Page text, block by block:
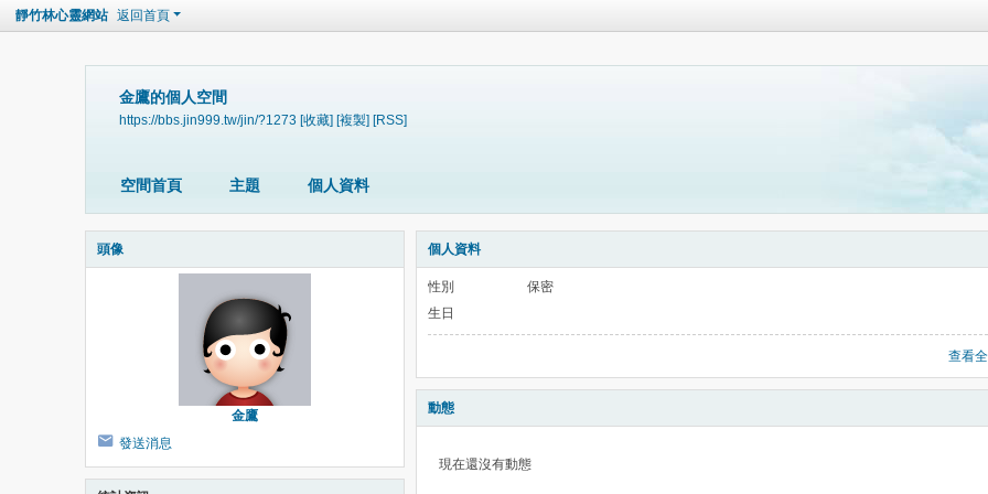
靜竹林心靈網站 返回首頁
金鷹的個人空間
https://bbs.jin999.tw/jin/?1273 [收藏] [複製] [RSS]
空間首頁 主題 個人資料
頭像
金鷹
發送消息
個人資料
性別
保密
生日
查看
動態
現在還沒有動態